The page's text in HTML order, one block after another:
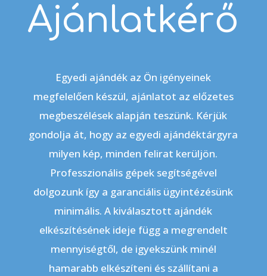
Ajánlatkérő
Egyedi ajándék az Ön igényeinek
megfelelően készül, ajánlatot az előzetes
megbeszélések alapján teszünk. Kérjük
gondolja át, hogy az egyedi ajándéktárgyra
milyen kép, minden felirat kerüljön.
Professzionális gépek segítségével
dolgozunk így a garanciális ügyintézésünk
minimális. A kiválasztott ajándék
elkészítésének ideje függ a megrendelt
mennyiségtől, de igyekszünk minél
hamarabb elkészíteni és szállítani a